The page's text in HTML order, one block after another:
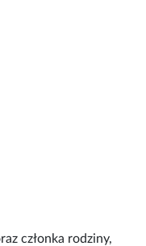
członka rodziny,